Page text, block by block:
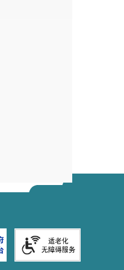
构存量专
专利向重
以专利产
现实生产